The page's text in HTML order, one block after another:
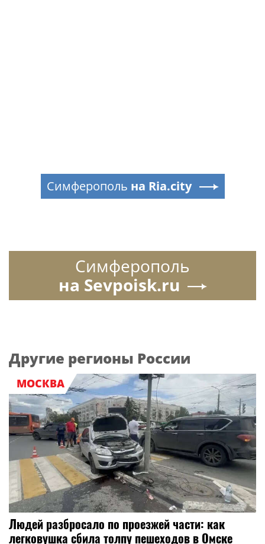
Симферополь на Ria.city
Симферополь
на Sevpoisk.ru
Другие регионы России
МОСКВА
Людей разбросало по проезжей части: как
легковушка сбила толпу пешеходов в Омске